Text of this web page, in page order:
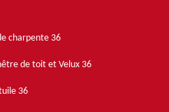
charpente 36
de toit et Velux 36
36